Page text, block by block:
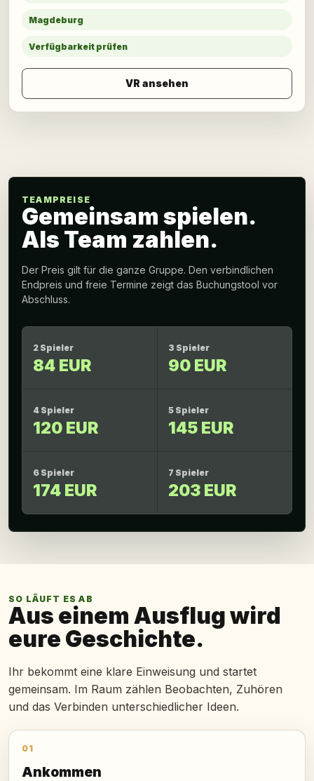
Magdeburg
Verfügbarkeit prüfen
VR ansehen
TEAMPREISE
Gemeinsam spielen.
Als Team zahlen.
Der Preis gilt für die ganze Gruppe. Den verbindlichen
Endpreis und freie Termine zeigt das Buchungstool vor
Abschluss.
2 Spieler
84 EUR
3 Spieler
90 EUR
4 Spieler
120 EUR
5 Spieler
145 EUR
6 Spieler
174 EUR
7 Spieler
203 EUR
SO LÄUFT ES AB
Aus einem Ausflug wird
eure Geschichte.
Ihr bekommt eine klare Einweisung und startet
gemeinsam. Im Raum zählen Beobachten, Zuhören
und das Verbinden unterschiedlicher Ideen.
01
Ankommen